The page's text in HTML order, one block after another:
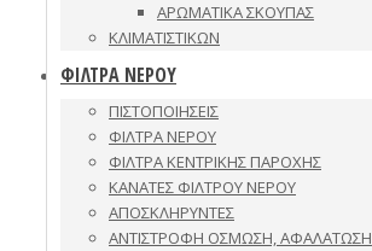
ΑΡΩΜΑΤΙΚΑ ΣΚΟΥΠΑΣ
ΚΛΙΜΑΤΙΣΤΙΚΩΝ
ΦΙΛΤΡΑ ΝΕΡΟΥ
ΠΙΣΤΟΠΟΙΗΣΕΙΣ
ΦΙΛΤΡΑ ΝΕΡΟΥ
ΦΙΛΤΡΑ ΚΕΝΤΡΙΚΗΣ ΠΑΡΟΧΗΣ
ΚΑΝΑΤΕΣ ΦΙΛΤΡΟΥ ΝΕΡΟΥ
ΑΠΟΣΚΛΗΡΥΝΤΕΣ
ΑΝΤΙΣΤΡΟΦΗ ΟΣΜΩΣΗ, ΑΦΑΛΑΤΩΣΗ